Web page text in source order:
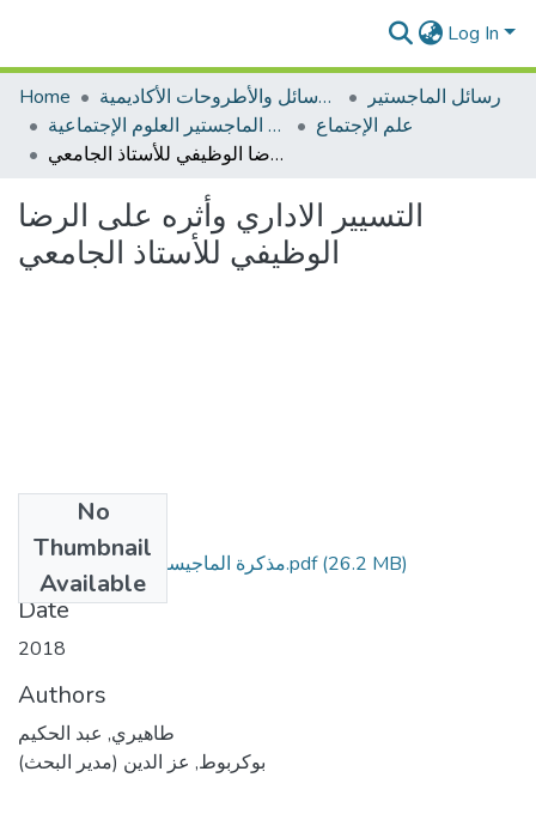
Log In
Home الرسائل والأطروحات الأكاديمية
رسائل الماجستير
رسائل الماجستير العلوم الإجتماعية
علم الإجتماع
التسيير الاداري وأثره على الرضا الوظيفي للأستاذ الجامعي
التسيير الاداري وأثره على الرضا
الوظيفي للأستاذ الجامعي
No
Thumbnail
Available
مذكرة الماجيستير ب د ف مصححة.pdf(26.2 MB)
Date
2018
Authors
طاهيري, عبد الحكيم
بوكربوط, عز الدين (مدير البحث)